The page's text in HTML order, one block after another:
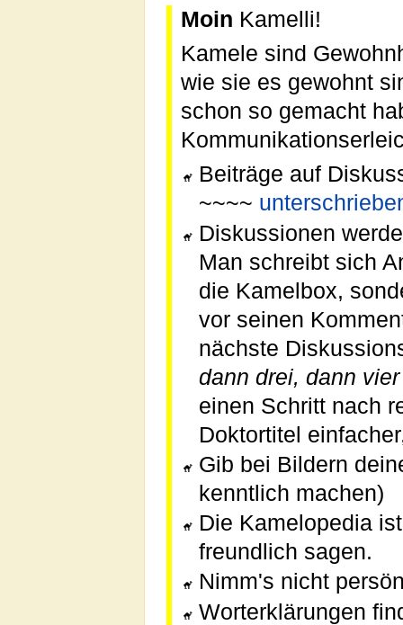
Moin Kamelli!
Kamele sind
wie sie es gewohnt
schon so gemacht
Beiträge auf
~~~~
Diskussionen
Man schreibt sich
die Kamelbox,
vor seinen
nächste
dann drei, dann
einen Schritt nach
Doktortitel
Gib bei Bildern
kenntlich machen)
Die Kamelopedia
freundlich sagen.
Nimm's nicht
Worterklärungen